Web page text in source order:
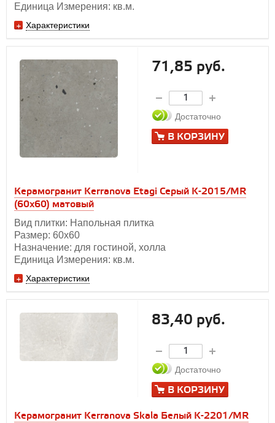
Единица Измерения: кв.м.
Характеристики
Керамогранит Kerranova Etagi Серый K-2015/MR
(60x60) матовый
Вид плитки: Напольная плитка
Размер: 60х60
Назначение: для гостиной, холла
Единица Измерения: кв.м.
Характеристики
71,85 руб.
Достаточно
В КОРЗИНУ
Керамогранит Kerranova Skala Белый K-2201/MR
83,40 руб.
Достаточно
В КОРЗИНУ